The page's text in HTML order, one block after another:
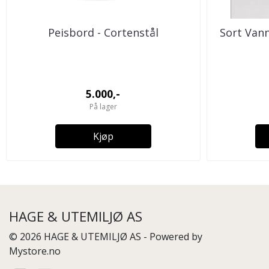
Peisbord - Cortenstål
5.000,-
På lager
Kjøp
Sort
HAGE & UTEMILJØ AS
© 2026 HAGE & UTEMILJØ AS - Powered by
Mystore.no